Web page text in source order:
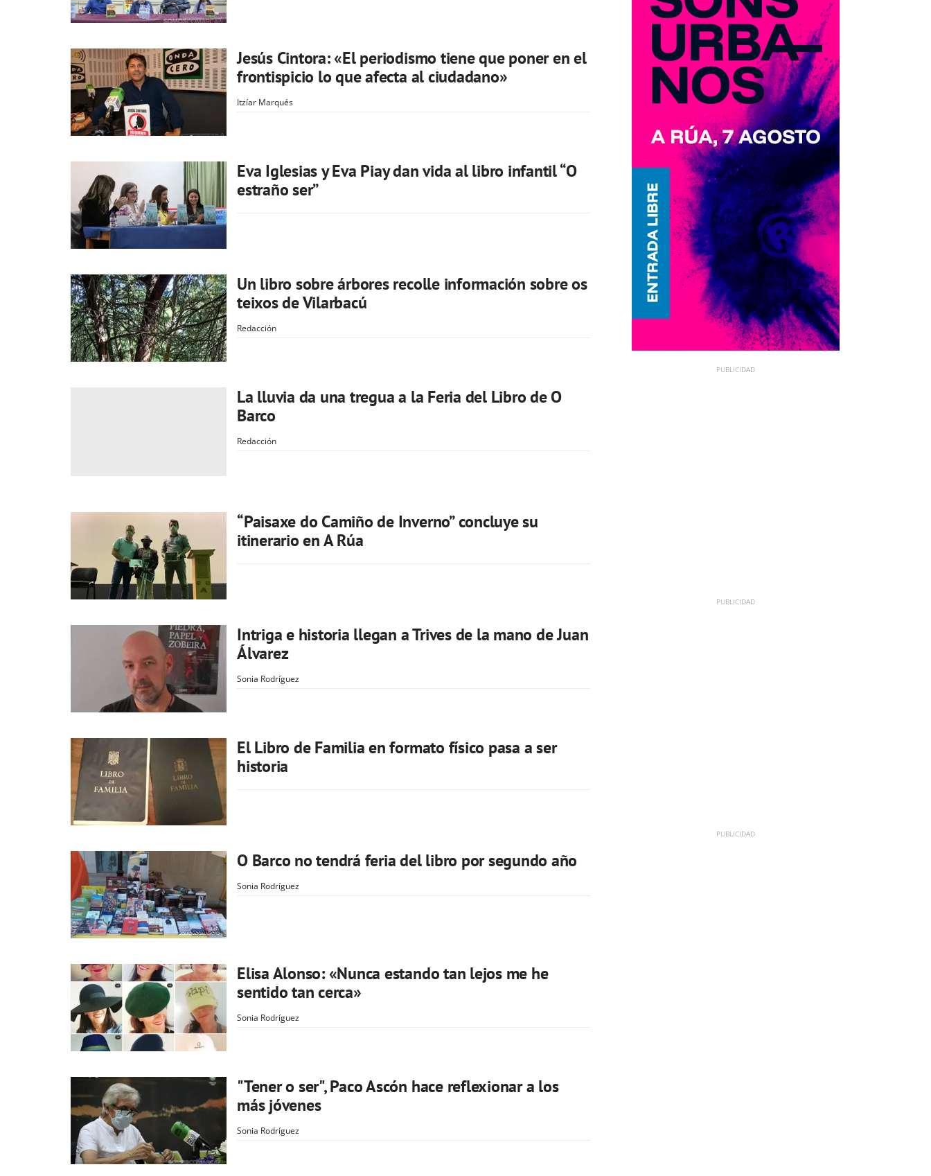
Jesús Cintora: «El periodismo tiene que poner en el
frontispicio lo que afecta al ciudadano»
Itzíar Marqués
Eva Iglesias y Eva Piay dan vida al libro infantil “O
estraño ser”
Un libro sobre árbores recolle información sobre os
teixos de Vilarbacú
Redacción
La lluvia da una tregua a la Feria del Libro de O
Barco
Redacción
“Paisaxe do Camiño de Inverno” concluye su
itinerario en A Rúa
Intriga e historia llegan a Trives de la mano de Juan
Álvarez
Sonia Rodríguez
El Libro de Familia en formato físico pasa a ser
historia
O Barco no tendrá feria del libro por segundo año
Sonia Rodríguez
Elisa Alonso: «Nunca estando tan lejos me he
sentido tan cerca»
Sonia Rodríguez
"Tener o ser", Paco Ascón hace reflexionar a los
más jóvenes
Sonia Rodríguez